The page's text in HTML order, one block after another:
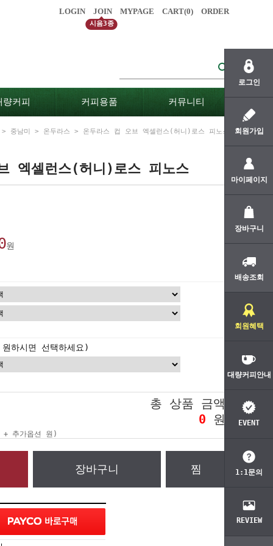
로그인
회원가입
마이페이지
장바구니
배송조회
회원혜택
대량커피안내
EVENT
1:1문의
REVIEW
LOGIN JOIN
시음3종
MYPAGE CART(0) ORDER
량커피 커피용품 커뮤니티
중남미 > 온두라스 > 온두라스 컵 오브 엑셀런스(허니)로스 피노스
엑셀런스(허니)로스 피노스
원
하시면 선택하세요)
총 상품 금액
0 원
+ 추가옵션 원)
장바구니 찜